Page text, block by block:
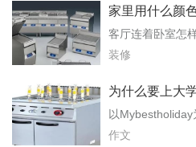
交大概1个多小时
异。占地面积：
亩，而湖北工业
家里用什么颜
意事项
客厅连着卧室怎
格来挑选。使用
同时也可以作为
装修风格。使用
的方法。帘子可
装修
为什么要上大
以Mybestholiday
文最好照中文
作文